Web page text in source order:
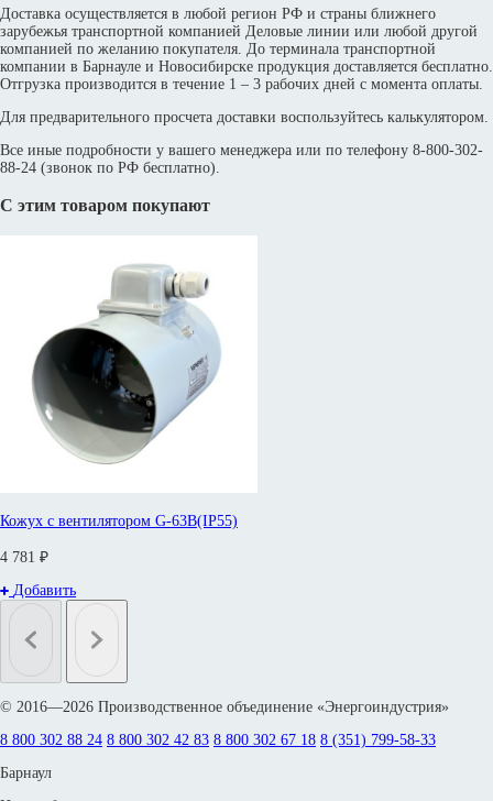
Доставка осуществляется в любой регион РФ и страны ближнего
зарубежья транспортной компанией Деловые линии или любой другой
компанией по желанию покупателя. До терминала транспортной
компании в Барнауле и Новосибирске продукция доставляется бесплатно.
Отгрузка производится в течение 1 – 3 рабочих дней с момента оплаты.
Для предварительного просчета доставки воспользуйтесь калькулятором.
Все иные подробности у вашего менеджера или по телефону 8-800-302-
88-24 (звонок по РФ бесплатно).
С этим товаром покупают
Кожух с вентилятором G-63B(IP55)
4 781 ₽
Добавить
© 2016—2026 Производственное объединение «Энергоиндустрия»
8 800 302 88 24 8 800 302 42 83 8 800 302 67 18 8 (351) 799-58-33
Барнаул